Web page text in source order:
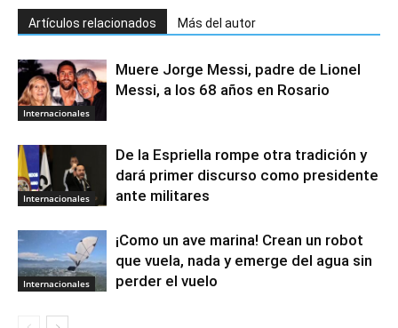
Artículos relacionados Más del autor
Internacionales
Muere Jorge Messi, padre de Lionel
Messi, a los 68 años en Rosario
Internacionales
De la Espriella rompe otra tradición y
dará primer discurso como presidente
ante militares
Internacionales
¡Como un ave marina! Crean un robot
que vuela, nada y emerge del agua sin
perder el vuelo